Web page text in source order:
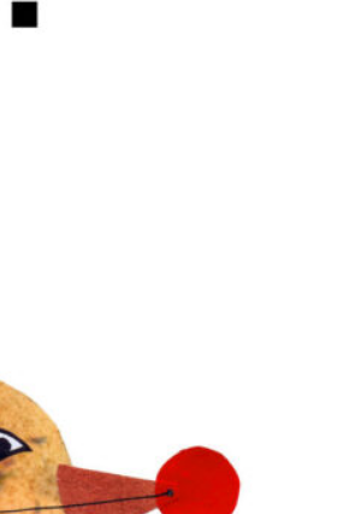
seul, en duo, en trio, en
corps avec les paramètre de la
plusieurs
l’empathie